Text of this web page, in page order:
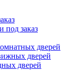
под заказ
дверей
дверей
дверей